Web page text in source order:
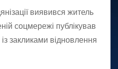
виявився житель
соцмережі публікував
закликами відновлення